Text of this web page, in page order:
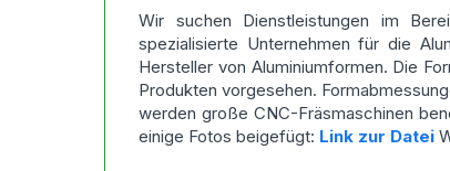
Wir suchen Dienstleistungen im
spezialisierte Unternehmen für die
Hersteller von Aluminiumformen. Die
Produkten vorgesehen.
werden große CNC-Fräsmaschinen
einige Fotos beigefügt: Link zur Datei